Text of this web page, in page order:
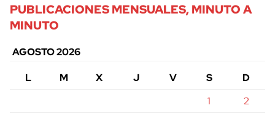
PUBLICACIONES MENSUALES, MINUTO A
MINUTO
AGOSTO 2026
L
M X J V S
D
1
2